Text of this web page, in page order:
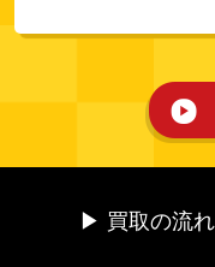
▶ 買取の流れ